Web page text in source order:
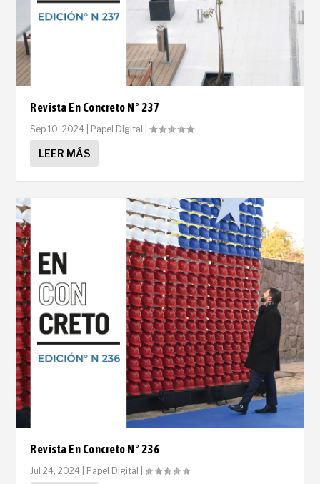
Revista En Concreto N° 237
Sep 10, 2024 Papel Digital |
LEER MÁS
Revista En Concreto N° 236
Jul 24, 2024 Papel Digital |